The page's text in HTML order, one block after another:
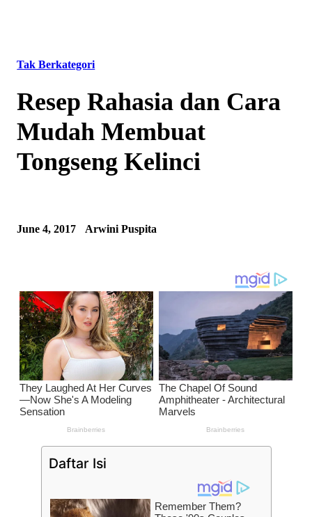
Tak Berkategori
Resep Rahasia dan Cara
Mudah Membuat
Tongseng Kelinci
June 4, 2017 Arwini Puspita
Daftar Isi